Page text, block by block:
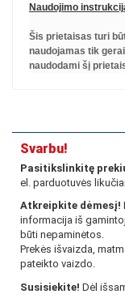
Naudojimo
Šis prietaisas turi
naudojamas tik
naudodami šį
Svarbu!
Pasitikslinkitę
el. parduotuvės
Atkreipkite dėmesį!
informacija iš
būti nepaminėtos.
Prekės išvaizda,
pateikto vaizdo.
Susisiekite! Dėl